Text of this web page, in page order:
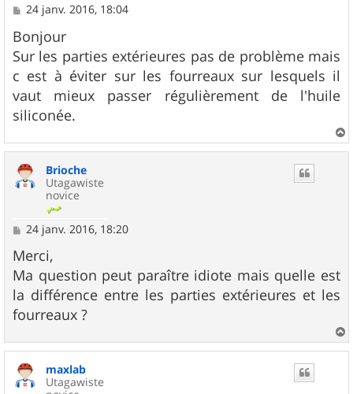
M
s
s
a
g
e
24 janv. 2016, 18:04
Bonjour
Sur les parties extérieures pas de problème mais
c est à éviter sur les fourreaux sur lesquels il
vaut mieux passer régulièrement de l'huile
siliconée.
a
Brioche
Utagawiste
novice
M
s
s
a
g
e
24 janv. 2016, 18:20
Merci,
Ma question peut paraître idiote mais quelle est
la différence entre les parties extérieures et les
fourreaux ?
a
maxlab
Utagawiste